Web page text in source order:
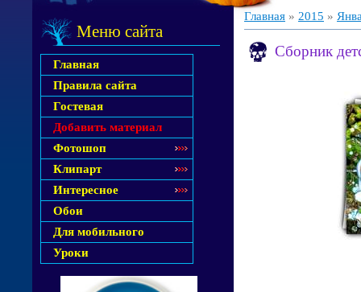
Меню сайта
Главная
Правила сайта
Гостевая
Добавить материал
Фотошоп
Клипарт
Интересное
Обои
Для мобильного
Уроки
Главная » 2015 »
Сборник